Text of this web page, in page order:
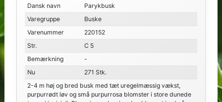
Dansk navn
Parykbusk
Varegruppe
Buske
Varenummer
220152
Str.
C 5
Bemærkning
-
Nu
271 Stk.
2-4 m høj og bred busk med tæt uregelmæssig vækst,
purpurrødt løv og små purpurrosa blomster i store dunede